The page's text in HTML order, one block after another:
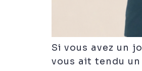
Si vous avez un
vous ait tendu